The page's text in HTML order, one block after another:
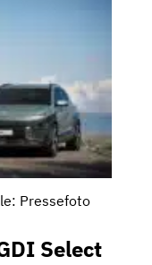
Pressefoto
Select